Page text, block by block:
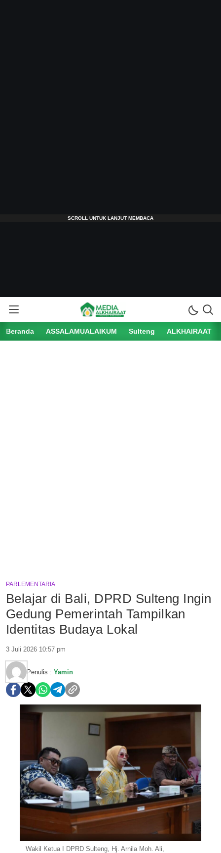
Beranda ASSALAMUALAIKUM Sulteng ALKHAIRAAT
PARLEMENTARIA
Belajar di Bali, DPRD Sulteng Ingin
Gedung Pemerintah Tampilkan
Identitas Budaya Lokal
3 Juli 2026 10:57 pm
Penulis : Yamin
Wakil Ketua I DPRD Sulteng, Hj. Arnila Moh. Ali,